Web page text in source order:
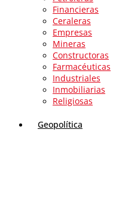
Financieras
Ceraleras
Empresas
Mineras
Constructoras
Farmacéuticas
Industriales
Inmobiliarias
Religiosas
Geopolítica